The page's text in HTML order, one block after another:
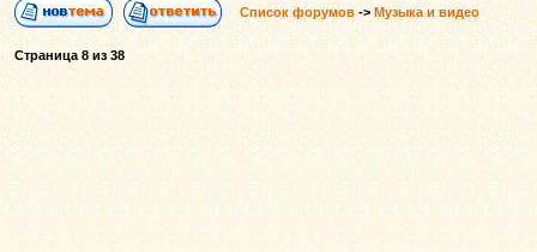
Список форумов -> Музыка и видео
Страница 8из 38